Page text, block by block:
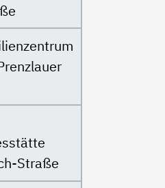
Straße